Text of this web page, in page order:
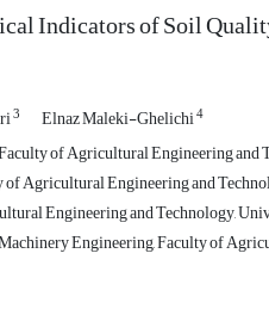
Indicators of Soil
3 Elnaz Maleki-Ghelichi4
of Agricultural Engineering and
Agricultural Engineering and
Engineering and Technology,
Engineering, Faculty of